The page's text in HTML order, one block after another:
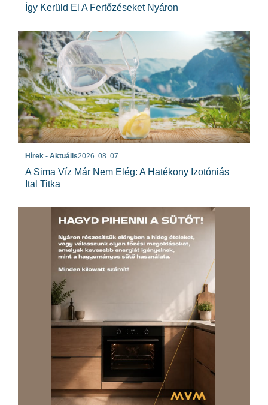
Így Kerüld El A Fertőzéseket Nyáron
Hírek - Aktuális2026. 08. 07.
A Sima Víz Már Nem Elég: A Hatékony Izotóniás
Ital Titka